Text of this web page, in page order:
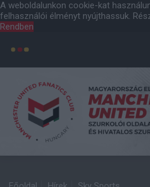
A weboldalunkon cookie-kat
felhasználói élményt nyújthassuk.
Rendben